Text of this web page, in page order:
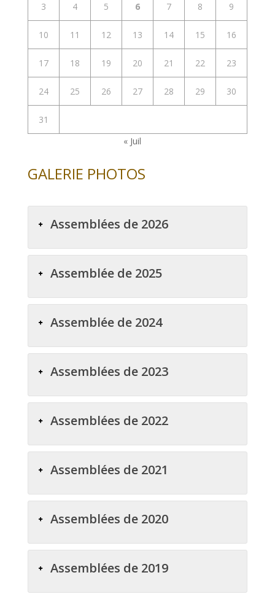
3 4 5 6 7 8 9
10 11 12 13 14 15 16
17 18 19 20 21 22 23
24 25 26 27 28 29 30
31
« Juil
GALERIE PHOTOS
Assemblées de 2026
Assemblée de 2025
Assemblée de 2024
Assemblées de 2023
Assemblées de 2022
Assemblées de 2021
Assemblées de 2020
Assemblées de 2019